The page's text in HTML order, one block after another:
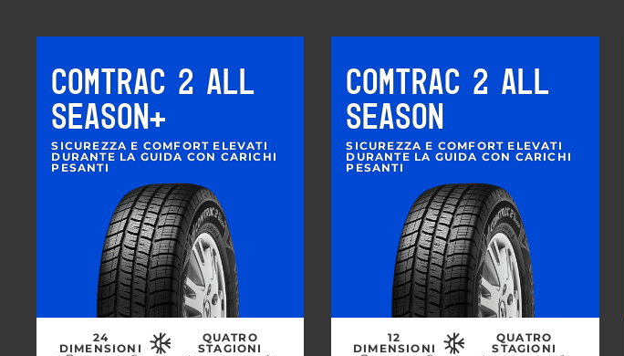
COMTRAC 2 ALL
SEASON+
SICUREZZA E COMFORT ELEVATI
DURANTE LA GUIDA CON CARICHI
PESANTI
24
DIMENSIONI
QUATRO
STAGIONI
COMTRAC 2 ALL
SEASON
SICUREZZA E COMFORT ELEVATI
DURANTE LA GUIDA CON CARICHI
PESANTI
12
DIMENSIONI
QUATRO
STAGIONI